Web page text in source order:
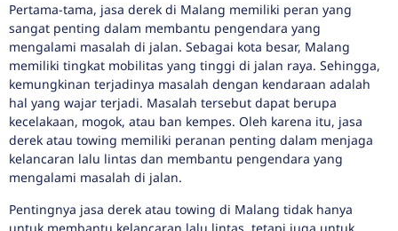
Pertama-tama, jasa derek di Malang memiliki peran yang
sangat penting dalam membantu pengendara yang
mengalami masalah di jalan. Sebagai kota besar, Malang
memiliki tingkat mobilitas yang tinggi di jalan raya. Sehingga,
kemungkinan terjadinya masalah dengan kendaraan adalah
hal yang wajar terjadi. Masalah tersebut dapat berupa
kecelakaan, mogok, atau ban kempes. Oleh karena itu, jasa
derek atau towing memiliki peranan penting dalam menjaga
kelancaran lalu lintas dan membantu pengendara yang
mengalami masalah di jalan.
Pentingnya jasa derek atau towing di Malang tidak hanya